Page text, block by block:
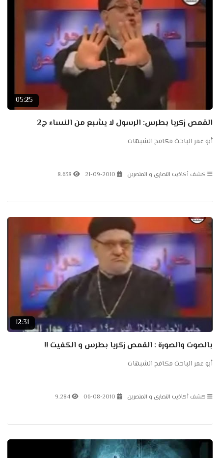
05:25
القمص زكريا بطرس: الرسول لا يشبع من النساء ج2
أبو عمر الباحث مكافح الشبهات
كشف أكاذيب النصارى و المنصرين 21-09-2010
8.638
12:31
بالصوت والصورة : القمص زكريا بطرس و الكفيت !!
أبو عمر الباحث مكافح الشبهات
كشف أكاذيب النصارى و المنصرين 06-08-2010
9.284